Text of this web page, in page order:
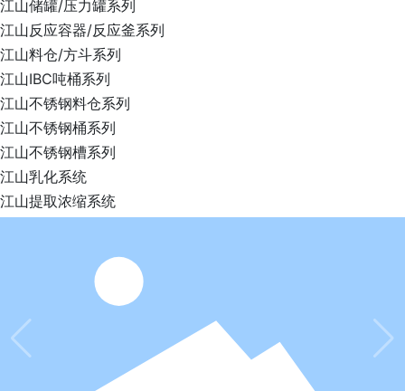
江山储罐/压力罐系列
江山反应容器/反应釜系列
江山料仓/方斗系列
江山IBC吨桶系列
江山不锈钢料仓系列
江山不锈钢桶系列
江山不锈钢槽系列
江山乳化系统
江山提取浓缩系统